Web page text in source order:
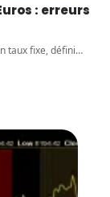
: erreurs
taux fixe, défini…